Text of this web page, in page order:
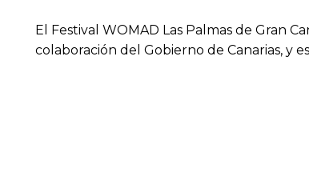
El Festival WOMAD Las Palmas de Gran
colaboración del Gobierno de Canarias, y